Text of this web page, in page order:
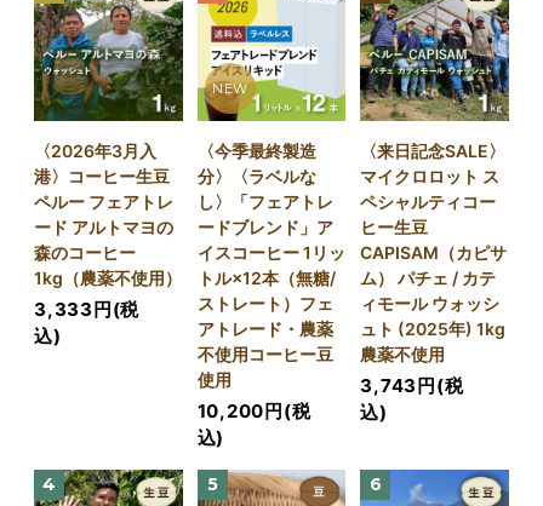
〈2026年3月入
港〉コーヒー生豆
ペルー フェアトレ
ード アルトマヨの
森のコーヒー
1kg（農薬不使用）
3,333円(税
込)
NEW
〈今季最終製造
分〉〈ラベルな
し〉「フェアトレ
ードブレンド」ア
イスコーヒー 1リッ
トル×12本（無糖/
ストレート）フェ
アトレード・農薬
不使用コーヒー豆
使用
10,200円(税
込)
〈来日記念SALE〉
マイクロロット ス
ペシャルティコー
ヒー生豆
CAPISAM（カピサ
ム） パチェ / カテ
ィモール ウォッシ
ュト (2025年) 1kg
農薬不使用
3,743円(税
込)
4 5 6